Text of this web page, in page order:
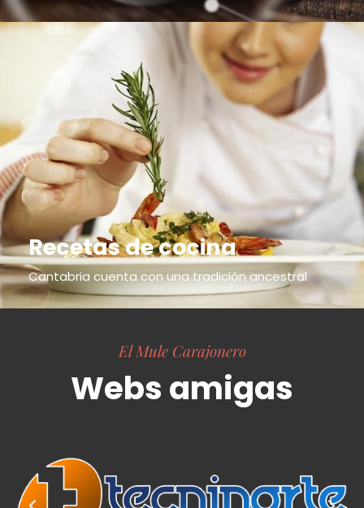
Recetas de cocina
Cantabria cuenta con una tradición ancestral
El Mule Carajonero
Webs amigas